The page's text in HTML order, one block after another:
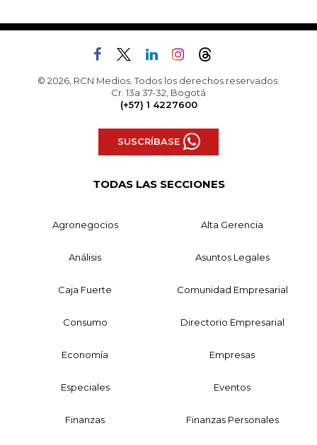
© 2026, RCN Medios. Todos los derechos reservados.
Cr. 13a 37-32, Bogotá
(+57) 1 4227600
SUSCRÍBASE
TODAS LAS SECCIONES
Agronegocios Alta Gerencia
Análisis Asuntos Legales
Caja Fuerte Comunidad Empresarial
Consumo Directorio Empresarial
Economía Empresas
Especiales Eventos
Finanzas Finanzas Personales